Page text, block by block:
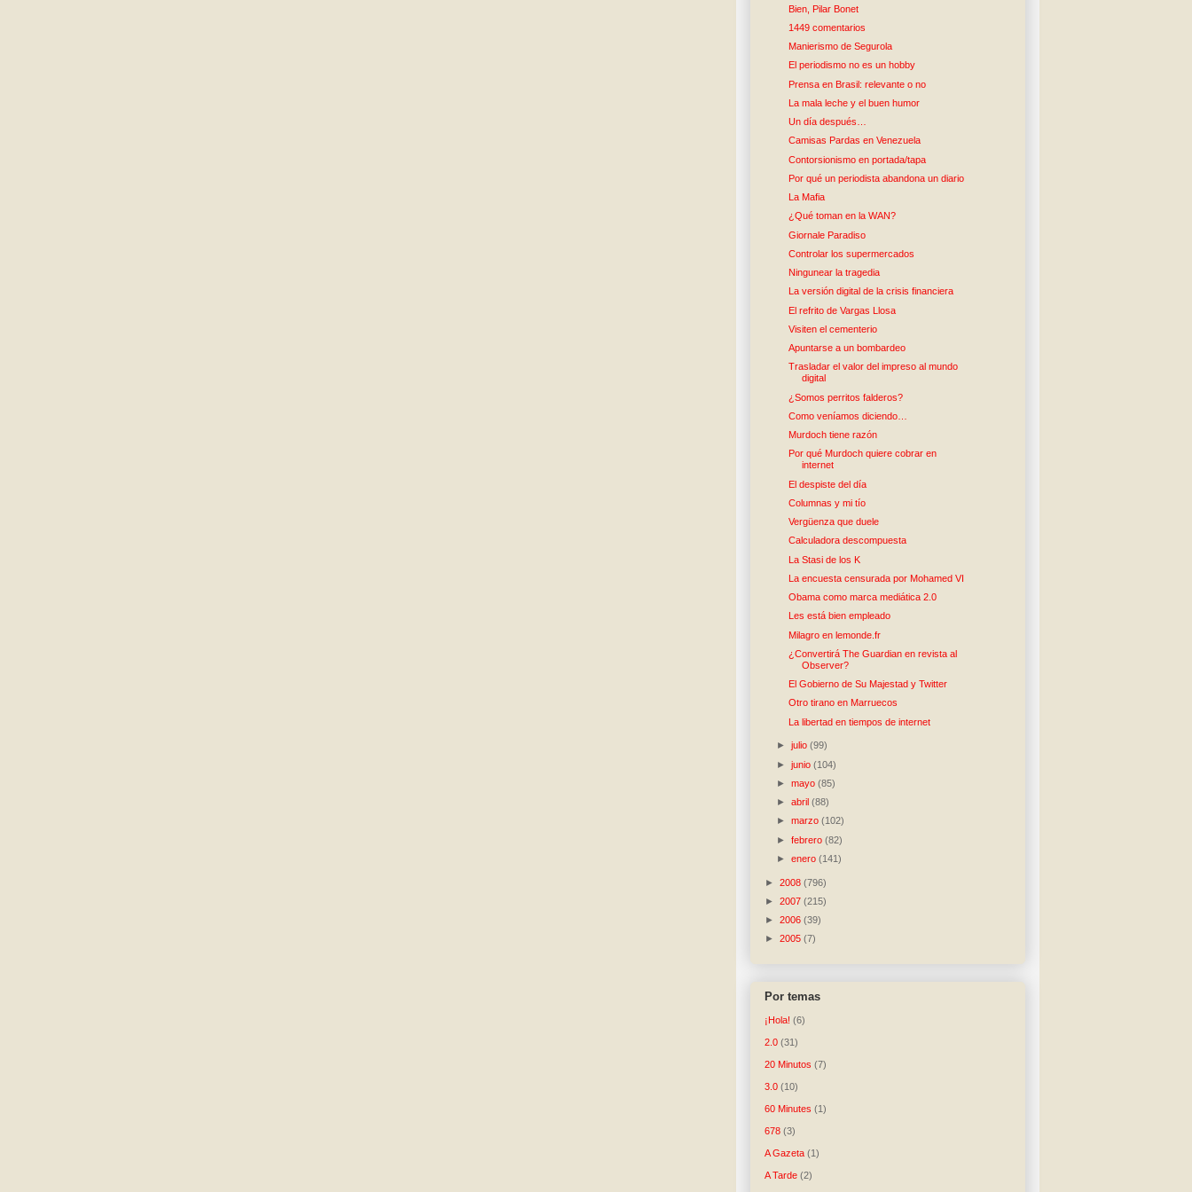
Bien, Pilar Bonet
1449 comentarios
Manierismo de Segurola
El periodismo no es un hobby
Prensa en Brasil: relevante o no
La mala leche y el buen humor
Un día después…
Camisas Pardas en Venezuela
Contorsionismo en portada/tapa
Por qué un periodista abandona un diario
La Mafia
¿Qué toman en la WAN?
Giornale Paradiso
Controlar los supermercados
Ningunear la tragedia
La versión digital de la crisis financiera
El refrito de Vargas Llosa
Visiten el cementerio
Apuntarse a un bombardeo
Trasladar el valor del impreso al mundo
digital
¿Somos perritos falderos?
Como veníamos diciendo…
Murdoch tiene razón
Por qué Murdoch quiere cobrar en
internet
El despiste del día
Columnas y mi tío
Vergüenza que duele
Calculadora descompuesta
La Stasi de los K
La encuesta censurada por Mohamed VI
Obama como marca mediática 2.0
Les está bien empleado
Milagro en lemonde.fr
¿Convertirá The Guardian en revista al
Observer?
El Gobierno de Su Majestad y Twitter
Otro tirano en Marruecos
La libertad en tiempos de internet
►julio(99)
►junio(104)
►mayo(85)
►abril(88)
►marzo(102)
►febrero(82)
►enero(141)
► 2008 (796)
► 2007 (215)
► 2006 (39)
► 2005 (7)
Por temas
¡Hola! (6)
2.0 (31)
20 Minutos (7)
3.0 (10)
60 Minutes (1)
678 (3)
A Gazeta (1)
A Tarde (2)